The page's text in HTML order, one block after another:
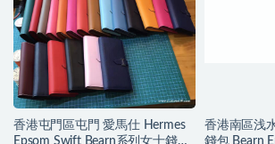
香港屯門區屯門 愛馬仕 Hermes
Epsom Swift Bearn系列女士錢包
香港南區浅
錢包 Bearn